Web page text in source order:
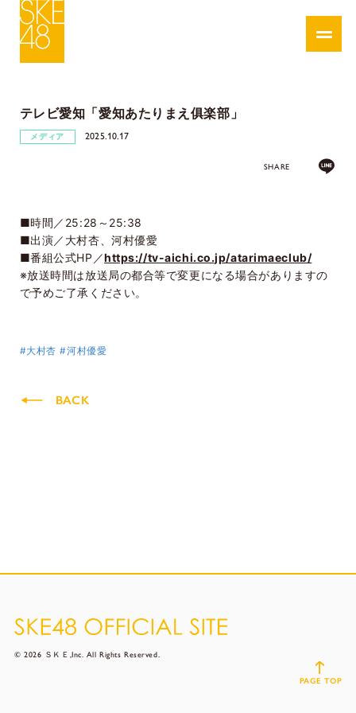
テレビ愛知「愛知あたりまえ俱楽部」
メディア 2025.10.17
SHARE
■時間／25:28～25:38
■出演／大村杏、河村優愛
■番組公式HP／https://tv-aichi.co.jp/atarimaeclub/
※放送時間は放送局の都合等で変更になる場合がありますの
で予めご了承ください。
#大村杏 #河村優愛
BACK
© 2026 ＳＫＥ,Inc. All Rights Reserved.
PAGE TOP